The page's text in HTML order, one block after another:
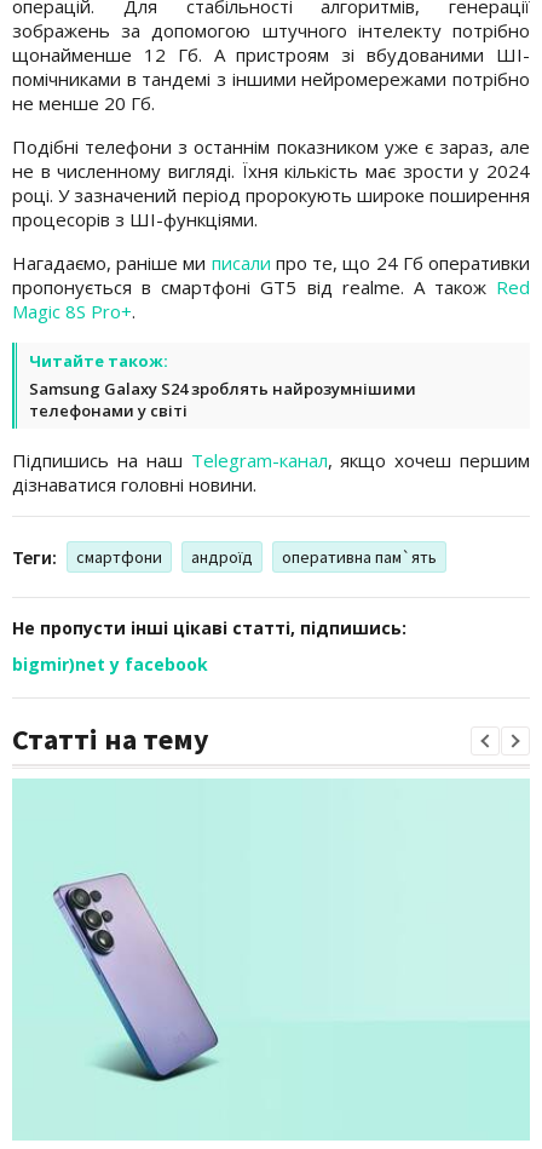
операцій. Для стабільності алгоритмів, генерації
зображень за допомогою штучного інтелекту потрібно
щонайменше 12 Гб. А пристроям зі вбудованими ШІ-
помічниками в тандемі з іншими нейромережами потрібно
не менше 20 Гб.
Подібні телефони з останнім показником уже є зараз, але
не в численному вигляді. Їхня кількість має зрости у 2024
році. У зазначений період пророкують широке поширення
процесорів з ШІ-функціями.
Нагадаємо, раніше ми писали про те, що 24 Гб оперативки
пропонується в смартфоні GT5 від realme. А також Red
Magic 8S Pro+.
Читайте також:
Samsung Galaxy S24 зроблять найрозумнішими
телефонами у світі
Підпишись на наш Telegram-канал, якщо хочеш першим
дізнаватися головні новини.
Теги: смартфони андроїд оперативна пам`ять
Не пропусти інші цікаві статті, підпишись:
bigmir)net у facebook
Статті на тему